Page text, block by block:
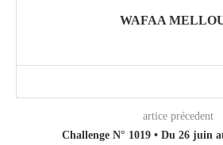
WAFAA
artice précedent
Challenge N° 1019 • Du 26 juin